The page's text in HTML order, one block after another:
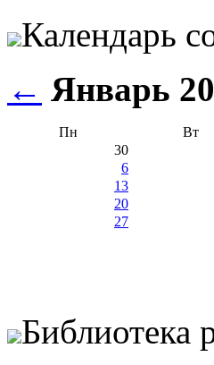
Календарь
← Январь
Пн Вт
30
6
13
20
27
Библиотека